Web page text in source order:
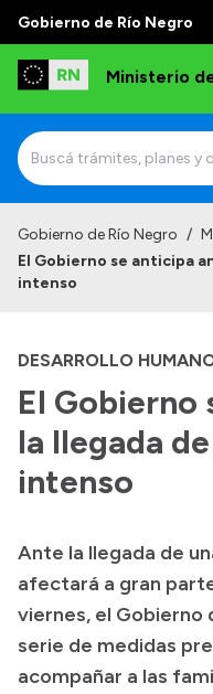
Gobierno de Río Negro
Ministerio
Institucional
Autoridades
Consejos locales
Transparencia
Boletín Oficial
Compras y
Consulta de
Consulta de pago a
Gobierno de Río Negro /
El Gobierno se anticipa
intenso
DESARROLLO
El Gobierno
la llegada
intenso
Ante la llegada de
afectará a gran
viernes, el Gobierno
serie de medidas
acompañar a las